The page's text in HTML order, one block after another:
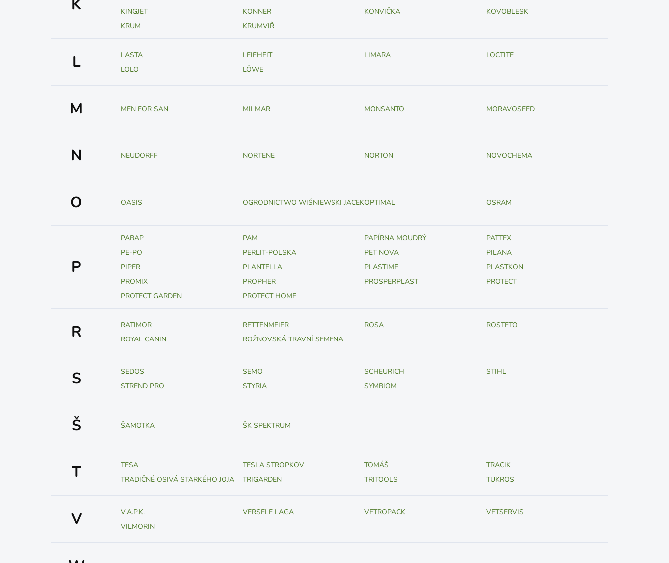
K
KINGJET
KONNER KONVIČKA
KOVOBLESK
KRUM
KRUMVIŘ
L LASTA LEIFHEIT LIMARA
LOCTITE
LOLO
LÖWE
M MEN FOR SAN MILMAR MONSANTO MORAVOSEED
N NEUDORFF NORTENE NORTON NOVOCHEMA
O OASIS OGRODNICTWO WIŚNIEWSKI JACEKOPTIMAL OSRAM
P
PABAP PAM PAPÍRNA MOUDRÝ
PATTEX
PE-PO
PERLIT-POLSKA PET NOVA
PILANA
PIPER
PLANTELLA PLASTIME
PLASTKON
PROMIX
PROPHER PROSPERPLAST
PROTECT
PROTECT GARDEN
PROTECT HOME
R RATIMOR RETTENMEIER ROSA
ROSTETO
ROYAL CANIN
ROŽNOVSKÁ TRAVNÍ SEMENA
S SEDOS SEMO SCHEURICH
STIHL
STREND PRO
STYRIA SYMBIOM
Š ŠAMOTKA ŠK SPEKTRUM
T TESA TESLA STROPKOV TOMÁŠ
TRACIK
TRADIČNÉ OSIVÁ STARKÉHO JOJA
TRIGARDEN TRITOOLS TUKROS
V V.A.P.K. VERSELE LAGA VETROPACK
VETSERVIS
VILMORIN